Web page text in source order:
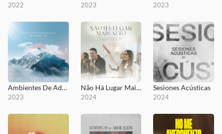
2022 2023 2023
Ambientes De Adoración Vol.2
2023
Não Há Lugar Mais Alto
2024
Sesiones Acústicas
2024